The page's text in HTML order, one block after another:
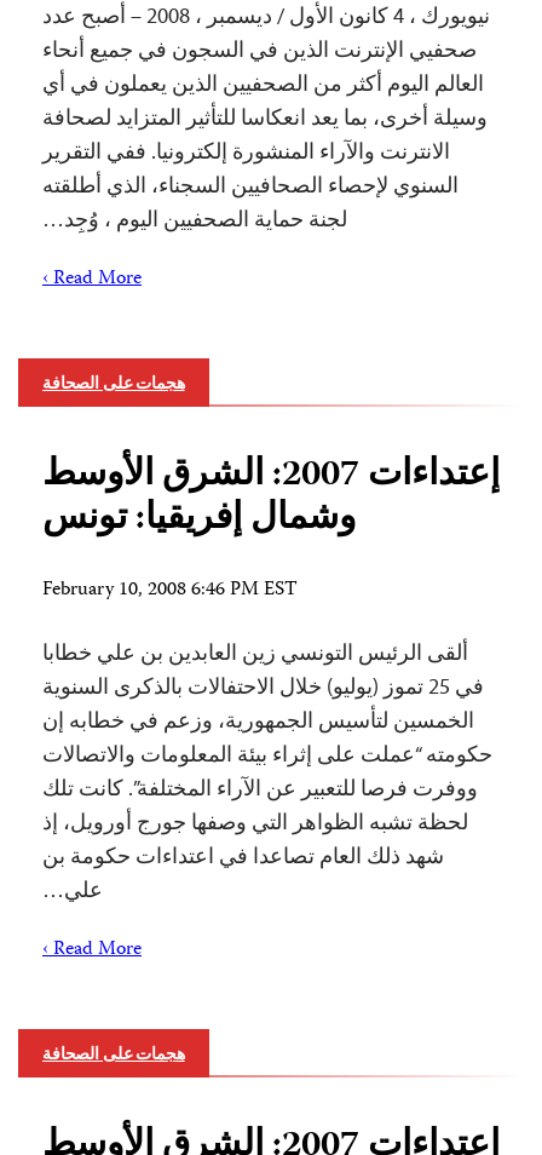
نيويورك ، 4 كانون الأول / ديسمبر ، 2008 – أصبح عدد
صحفيي الإنترنت الذين في السجون في جميع أنحاء
العالم اليوم أكثر من الصحفيين الذين يعملون في أي
وسيلة أخرى، بما يعد انعكاسا للتأثير المتزايد لصحافة
الانترنت والآراء المنشورة إلكترونيا. ففي التقرير
السنوي لإحصاء الصحافيين السجناء، الذي أطلقته
لجنة حماية الصحفيين اليوم ، وُجِد…
Read More ›
هجمات على الصحافة
إعتداءات 2007: الشرق الأوسط
وشمال إفريقيا: تونس
February 10, 2008 6:46 PM EST
ألقى الرئيس التونسي زين العابدين بن علي خطابا
في 25 تموز (يوليو) خلال الاحتفالات بالذكرى السنوية
الخمسين لتأسيس الجمهورية، وزعم في خطابه إن
حكومته “عملت على إثراء بيئة المعلومات والاتصالات
ووفرت فرصا للتعبير عن الآراء المختلفة”. كانت تلك
لحظة تشبه الظواهر التي وصفها جورج أورويل، إذ
شهد ذلك العام تصاعدا في اعتداءات حكومة بن
علي…
Read More ›
هجمات على الصحافة